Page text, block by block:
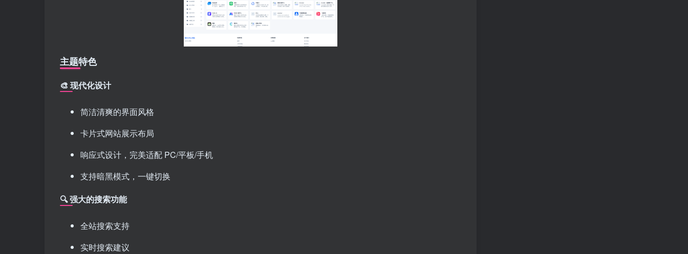
主题特色
🎨 现代化设计
简洁清爽的界面风格
卡片式网站展示布局
响应式设计，完美适配 PC/平板/手机
支持暗黑模式，一键切换
🔍 强大的搜索功能
全站搜索支持
实时搜索建议